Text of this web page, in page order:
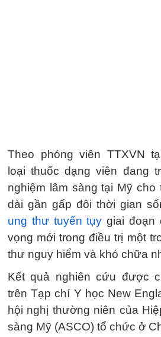
Theo phóng viên TTXVN
loại thuốc dạng viên đang
nghiệm lâm sàng tại Mỹ cho
dài gần gấp đôi thời gian
ung thư tuyến tụy giai đoạn
vọng mới trong điều trị một
thư nguy hiểm và khó chữa
Kết quả nghiên cứu được
trên Tạp chí Y học New
hội nghị thường niên của
sàng Mỹ (ASCO) tổ chức ở